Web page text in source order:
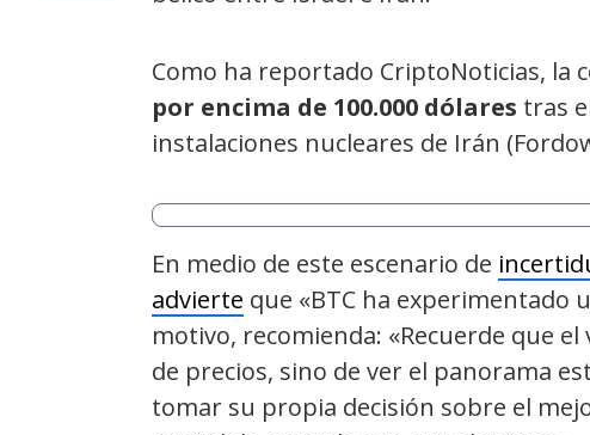
Como ha reportado CriptoNoticias, la
por encima de 100.000 dólares tras
instalaciones nucleares de Irán
En medio de este escenario de
advierte que «BTC ha experimentado
motivo, recomienda: «Recuerde que
de precios, sino de ver el panorama
tomar su propia decisión sobre el